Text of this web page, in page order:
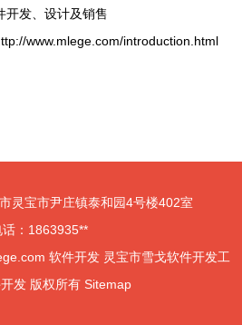
开发、设计及销售
www.mlege.com/introduction.html
灵宝市尹庄镇泰和园4号楼402室
话：1863935**
软件开发 灵宝市雪戈软件开发工
发 版权所有 Sitemap